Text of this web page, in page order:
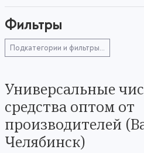
Фильтры
Подкатегории и фильтры...
Универсальные
средства оптом от
производителей
Челябинск)